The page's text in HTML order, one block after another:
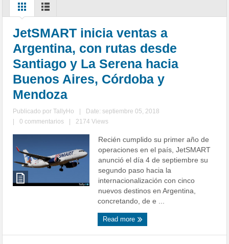
JetSMART inicia ventas a
Argentina, con rutas desde
Santiago y La Serena hacia
Buenos Aires, Córdoba y
Mendoza
Publicado porTallyHo
Date: septiembre 05, 2018
0 commentarios 2174 Views
Recién cumplido su primer año de
operaciones en el país, JetSMART
anunció el día 4 de septiembre su
segundo paso hacia la
internacionalización con cinco
nuevos destinos en Argentina,
concretando, de e ...
Read more